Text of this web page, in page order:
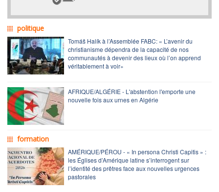
politique
Tomáš Halík à l’Assemblée FABC: « L’avenir du
christianisme dépendra de la capacité de nos
communautés à devenir des lieux où l’on apprend
véritablement à voir»
AFRIQUE/ALGÉRIE - L'abstention l'emporte une
nouvelle fois aux urnes en Algérie
formation
AMÉRIQUE/PÉROU - « In persona Christi Capitis » :
les Églises d’Amérique latine s’interrogent sur
l’identité des prêtres face aux nouvelles urgences
pastorales